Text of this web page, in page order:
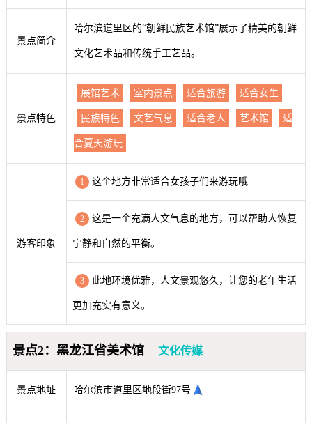
景点简介
哈尔滨道里区的“朝鲜民族艺术馆”展示了精美的朝鲜
文化艺术品和传统手工艺品。
景点特色
展馆艺术 室内景点 适合旅游 适合女生
民族特色 文艺气息 适合老人 艺术馆 适
合夏天游玩
游客印象
1 这个地方非常适合女孩子们来游玩哦
2 这是一个充满人文气息的地方，可以帮助人恢复
宁静和自然的平衡。
3 此地环境优雅，人文景观悠久，让您的老年生活
更加充实有意义。
景点2：黑龙江省美术馆 文化传媒
景点地址 哈尔滨市道里区地段街97号